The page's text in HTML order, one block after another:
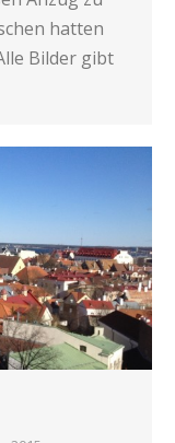
hatten
Bilder gibt